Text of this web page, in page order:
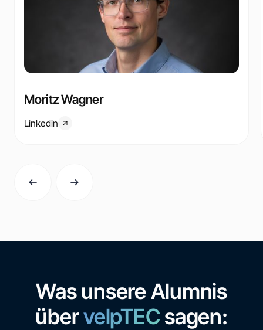
Moritz Wagner
Linkedin
Was unsere Alumnis
übervelpTEC sagen: